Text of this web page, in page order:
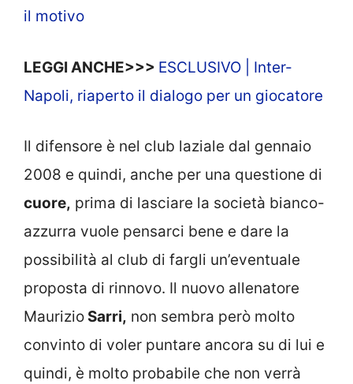
il motivo
LEGGI ANCHE>>> ESCLUSIVO | Inter-
Napoli, riaperto il dialogo per un giocatore
Il difensore è nel club laziale dal gennaio
2008 e quindi, anche per una questione di
cuore, prima di lasciare la società bianco-
azzurra vuole pensarci bene e dare la
possibilità al club di fargli un’eventuale
proposta di rinnovo. Il nuovo allenatore
Maurizio Sarri, non sembra però molto
convinto di voler puntare ancora su di lui e
quindi, è molto probabile che non verrà